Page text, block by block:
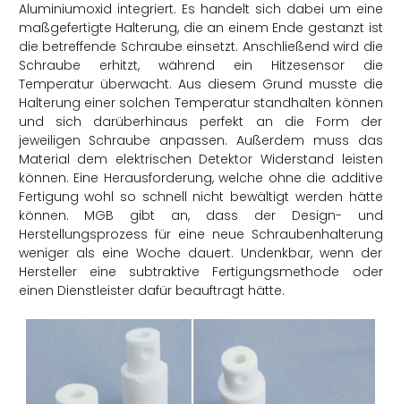
Aluminiumoxid integriert. Es handelt sich dabei um eine
maßgefertigte Halterung, die an einem Ende gestanzt ist
die betreffende Schraube einsetzt. Anschließend wird die
Schraube erhitzt, während ein Hitzesensor die
Temperatur überwacht. Aus diesem Grund musste die
Halterung einer solchen Temperatur standhalten können
und sich darüberhinaus perfekt an die Form der
jeweiligen Schraube anpassen. Außerdem muss das
Material dem elektrischen Detektor Widerstand leisten
können. Eine Herausforderung, welche ohne die additive
Fertigung wohl so schnell nicht bewältigt werden hätte
können. MGB gibt an, dass der Design- und
Herstellungsprozess für eine neue Schraubenhalterung
weniger als eine Woche dauert. Undenkbar, wenn der
Hersteller eine subtraktive Fertigungsmethode oder
einen Dienstleister dafür beauftragt hätte.